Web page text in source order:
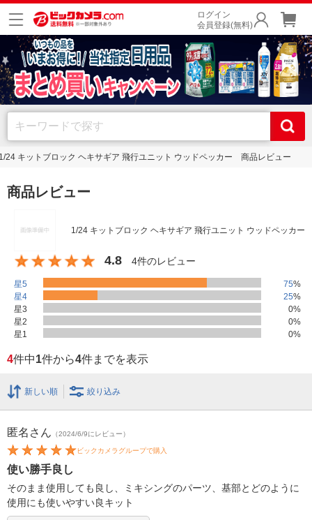
ログイン
会員登録(無料)
24 キットブロック ヘキサギア 飛行ユニット ウッドペッカー 商品レビュー
商品レビュー
1/24 キットブロック ヘキサギア 飛行ユニット ウッドペッカー
4.8 4件のレビュー
星5 75%
星4
25%
星3
0%
星2
0%
星1
0%
4件中1件から4件までを表示
新しい順 絞り込み
匿名 さん （2024/6/9にレビュー）
ビックカメラグループで購入
使い勝手良し
そのまま使用しても良し、ミキシングのパーツ、基部とどのように
使用にも使いやすい良キット